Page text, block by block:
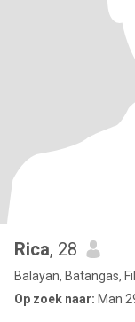
Rica, 28
Balayan, Batangas,
Op zoek naar: Man